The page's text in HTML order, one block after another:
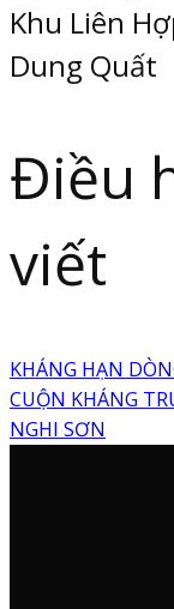
Khu Liên
Dung Quất
Điều
viết
KHÁNG HẠN
CUỘN KHÁNG
NGHI SƠN